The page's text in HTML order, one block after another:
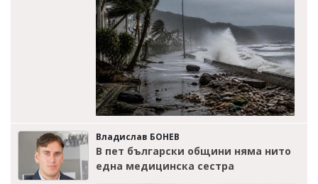
Владислав БОНЕВ
В пет български общини няма нито
една медицинска сестра